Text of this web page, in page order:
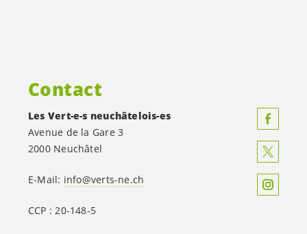
Contact
Les Vert-e-s neuchâtelois-es
Avenue de la Gare 3
2000 Neuchâtel
E-Mail: info@verts-ne.ch
CCP : 20-148-5